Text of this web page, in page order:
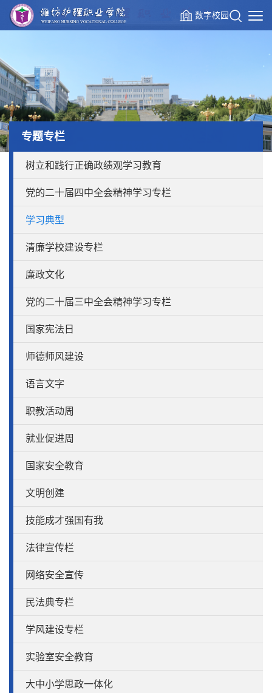
数字校园
专题专栏
树立和践行正确政绩观学习教育
党的二十届四中全会精神学习专栏
学习典型
清廉学校建设专栏
廉政文化
党的二十届三中全会精神学习专栏
国家宪法日
师德师风建设
语言文字
职教活动周
就业促进周
国家安全教育
文明创建
技能成才强国有我
法律宣传栏
网络安全宣传
民法典专栏
学风建设专栏
实验室安全教育
大中小学思政一体化